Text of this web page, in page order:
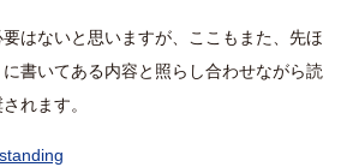
はないと思いますが、ここもまた、先ほ
書いてある内容と照らし合わせながら読
れます。